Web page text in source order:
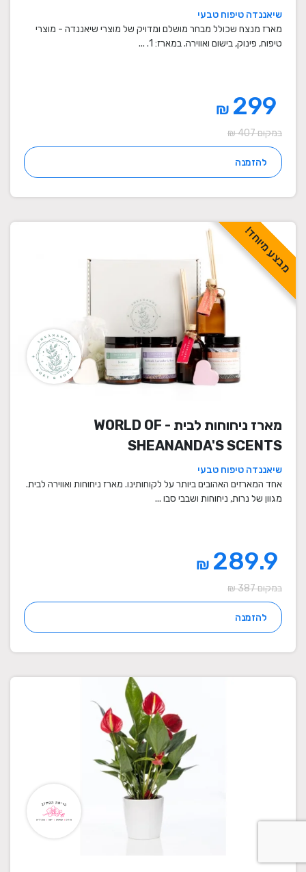
שיאננדה טיפוח טבעי
מארז מנצח שכולל מבחר מושלם ומדויק של מוצרי שיאננדה - מוצרי
טיפוח, פינוק, בישום ואווירה. במארז: 1. ...
₪
במקום 407 ₪
להזמנה
מבצע מיוחד!
מארז ניחוחות לבית - WORLD OF
SHEANANDA'S SCENTS
שיאננדה טיפוח טבעי
אחד המארזים האהובים ביותר על לקוחותינו. מארז ניחוחות ואווירה לבית.
מגוון של נרות, ניחוחות ושבבי סבו ...
289.9
₪
במקום 387 ₪
להזמנה